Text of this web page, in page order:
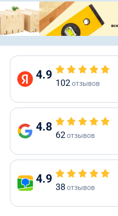
4.9
102отзывов
4.8
62отзывов
4.9
38 отзывов